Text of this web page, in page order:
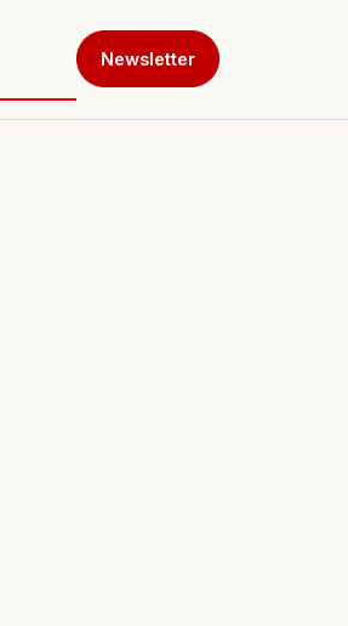
Newsletter